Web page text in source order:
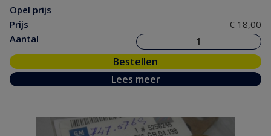
Opel prijs
-
Prijs
€ 18,00
Aantal
Bestellen
Lees meer